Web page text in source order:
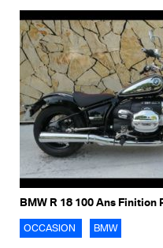
BMW R 18 100 Ans Finition
OCCASION BMW